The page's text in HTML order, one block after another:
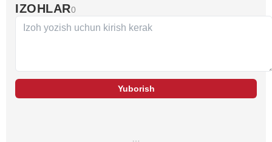
IZOHLAR0
Yuborish